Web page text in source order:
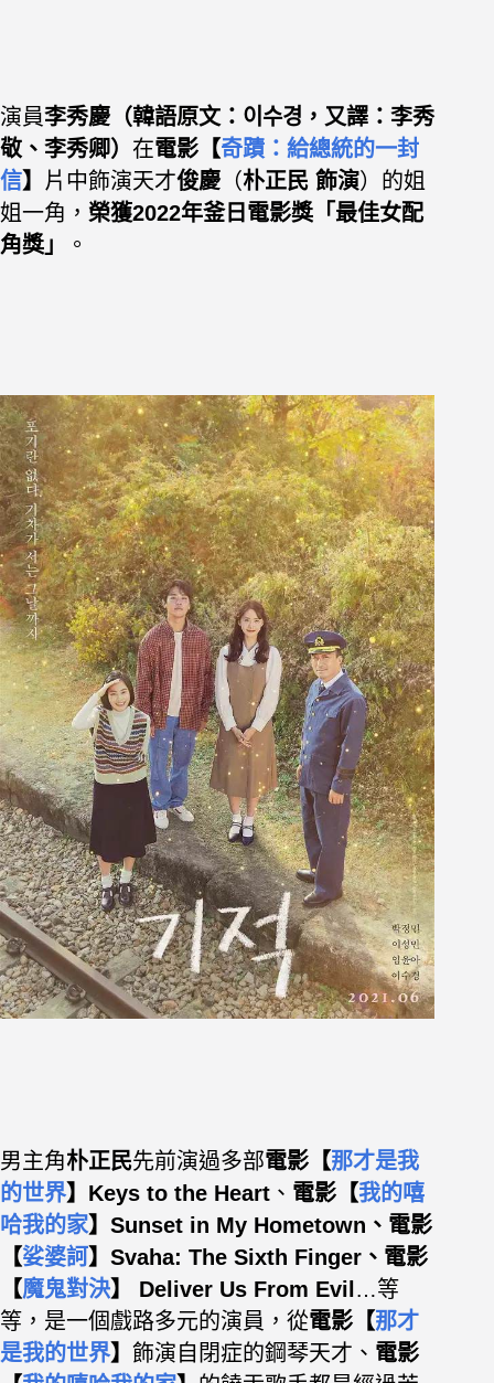
演員李秀慶（韓語原文：이수경，又譯：李秀
敬、李秀卿） 在電影【奇蹟：給總統的一封
信】 片中飾演天才俊慶 （朴正民 飾演）的姐
姐一角， 榮獲2022年釜日電影獎「最佳女配
角獎」
。
男主角朴正民先前演過多部電影【那才是我
的世界】Keys to the Heart 、 電影【我的嘻
哈我的家】Sunset in My Hometown、 電影
【娑婆訶 】Svaha: The Sixth Finger、 電影
【魔鬼對決】 Deliver Us From Evil …等
等，是一個戲路多元的演員，從電影【那才
是我的世界】 飾演自閉症的鋼琴天才、 電影